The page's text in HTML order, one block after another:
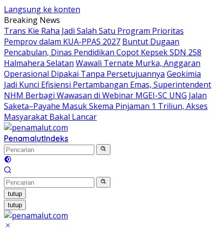
Langsung ke konten
Breaking News
Trans Kie Raha Jadi Salah Satu Program Prioritas
Pemprov dalam KUA-PPAS 2027 Buntut Dugaan
Pencabulan, Dinas Pendidikan Copot Kepsek SDN 258
Halmahera Selatan Wawali Ternate Murka, Anggaran
Operasional Dipakai Tanpa Persetujuannya Geokimia
Jadi Kunci Efisiensi Pertambangan Emas, Superintendent
NHM Berbagi Wawasan di Webinar MGEI-SC UNG Jalan
Saketa–Payahe Masuk Skema Pinjaman 1 Triliun, Akses
Masyarakat Bakal Lancar
PenamalutIndeks
tutup
tutup